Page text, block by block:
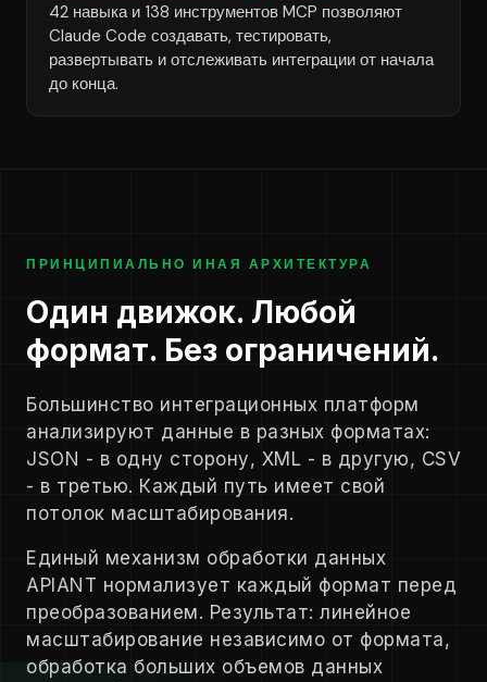
42 навыка и 138 инструментов MCP позволяют
Claude Code создавать, тестировать,
развертывать и отслеживать интеграции от начала
до конца.
ПРИНЦИПИАЛЬНО ИНАЯ АРХИТЕКТУРА
Один движок. Любой
формат. Без ограничений.
Большинство интеграционных платформ
анализируют данные в разных форматах:
JSON - в одну сторону, XML - в другую, CSV
- в третью. Каждый путь имеет свой
потолок масштабирования.
Единый механизм обработки данных
APIANT нормализует каждый формат перед
преобразованием. Результат: линейное
масштабирование независимо от формата,
обработка больших объемов данных